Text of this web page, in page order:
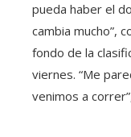
pueda haber el
cambia mucho”,
fondo de la
viernes. “Me
venimos a